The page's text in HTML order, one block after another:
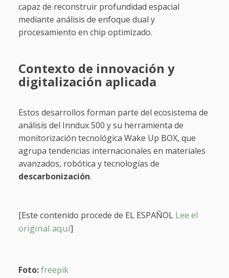
capaz de reconstruir profundidad espacial
mediante análisis de enfoque dual y
procesamiento en chip optimizado.
Contexto de innovación y
digitalización aplicada
Estos desarrollos forman parte del ecosistema de
análisis del Inndux 500 y su herramienta de
monitorización tecnológica Wake Up BOX, que
agrupa tendencias internacionales en materiales
avanzados, robótica y tecnologías de
descarbonización.
[Este contenido procede de EL ESPAÑOL Lee el
original aquí]
Foto:freepik